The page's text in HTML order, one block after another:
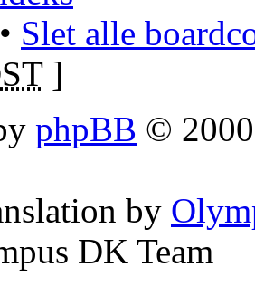
• Slet alle
]
phpBB ©
by
DK Team